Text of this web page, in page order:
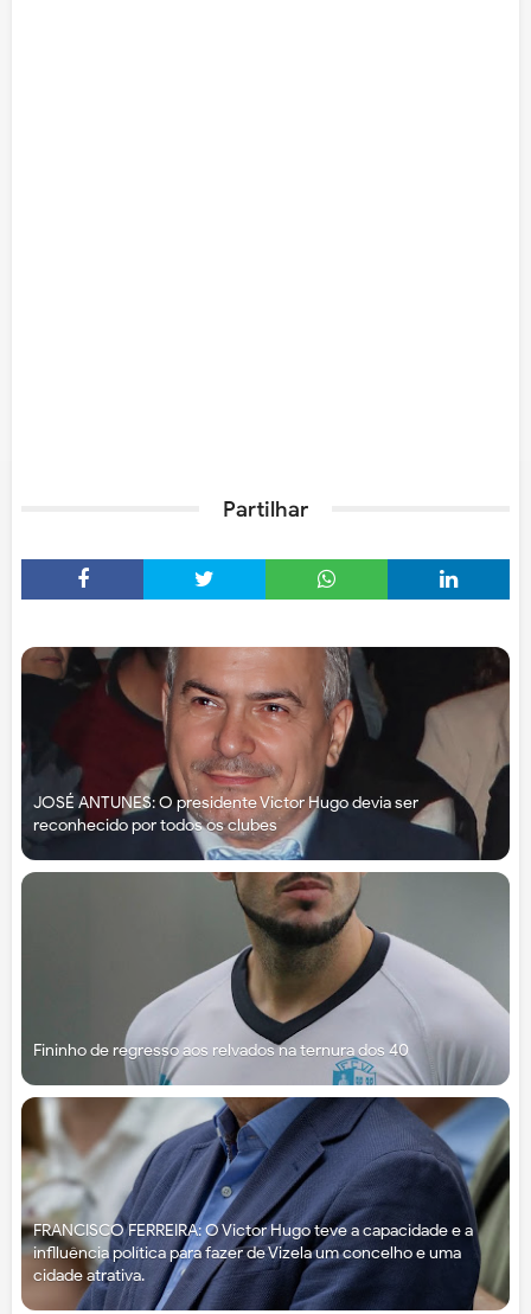
Partilhar
JOSÉ ANTUNES: O presidente Victor Hugo devia ser
reconhecido por todos os clubes
Fininho de regresso aos relvados na ternura dos 40
FRANCISCO FERREIRA: O Victor Hugo teve a capacidade e a
inflluência política para fazer de Vizela um concelho e uma
cidade atrativa.